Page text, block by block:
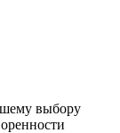
выбору